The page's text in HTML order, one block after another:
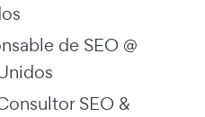
de SEO @
SEO &